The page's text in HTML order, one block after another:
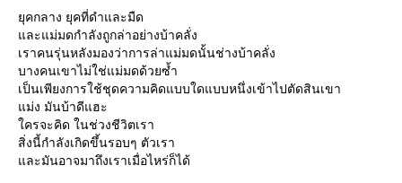
ุคกลาง ยุคที่ดำและมืด
ละแม่มดกำลังถูกล่าอย่างบ้าคลั่ง
เราคนรุ่นหลังมองว่าการล่าแม่มดนั้นช่างบ้าคลั่ง
บางคนเขาไม่ใช่แม่มดด้วยซ้ำ
เป็นเพียงการใช้ชุดความคิดแบบใดแบบหนึ่งเข้าไปตัดสินเขา
ม่ง มันบ้าดีแฮะ
ครจะคิด ในช่วงชีวิตเรา
สิ่งนี้กำลังเกิดขึ้นรอบๆ ตัวเรา
ละมันอาจมาถึงเราเมื่อไหร่ก็ได้